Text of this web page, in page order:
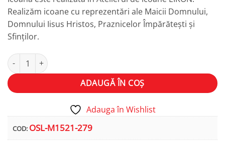
Realizăm icoane cu reprezentări ale Maicii Domnului,
Domnului Iisus Hristos, Praznicelor Împărătești și
Sfinților.
Cantitate Sfânta Cuv. Aglaia
ADAUGĂ ÎN COȘ
Alternative:
Adauga în Wishlist
COD: OSL-M1521-279